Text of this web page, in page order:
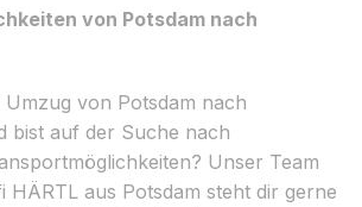
von Potsdam nach
von Potsdam nach
bist auf der Suche nach
Unser Team
aus Potsdam steht dir gerne